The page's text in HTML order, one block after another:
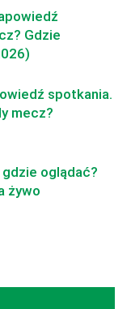
Gdzie
spotkania.
mecz?
oglądać?
żywo